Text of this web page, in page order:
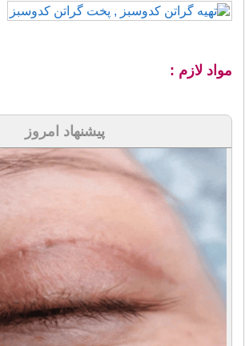
مواد لازم :
پیشنهاد امروز